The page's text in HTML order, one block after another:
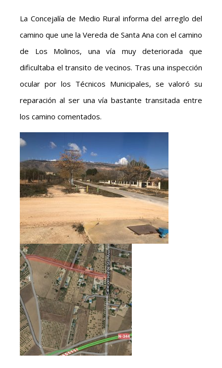
La Concejalía de Medio Rural informa del arreglo del
camino que une la Vereda de Santa Ana con el camino
de Los Molinos, una vía muy deteriorada que
dificultaba el transito de vecinos. Tras una inspección
ocular por los Técnicos Municipales, se valoró su
reparación al ser una vía bastante transitada entre
los camino comentados.